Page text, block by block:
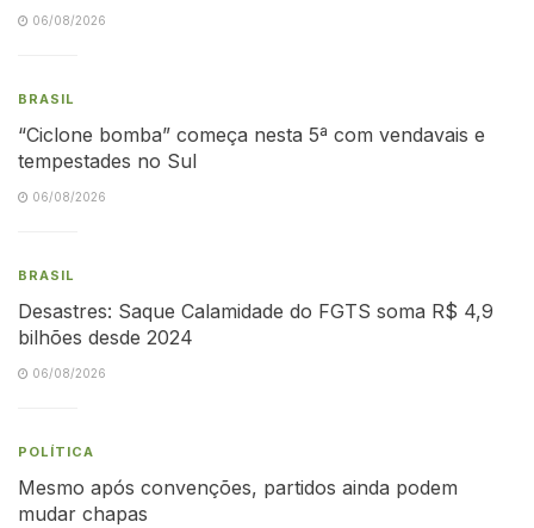
06/08/2026
BRASIL
“Ciclone bomba” começa nesta 5ª com vendavais e
tempestades no Sul
06/08/2026
BRASIL
Desastres: Saque Calamidade do FGTS soma R$ 4,9
bilhões desde 2024
06/08/2026
POLÍTICA
Mesmo após convenções, partidos ainda podem
mudar chapas